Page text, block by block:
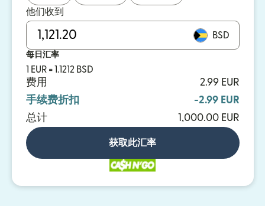
他们收到
BSD
每日汇率
1 EUR = 1.1212 BSD
费用
2.99 EUR
手续费折扣
-2.99 EUR
总计
1,000.00 EUR
获取此汇率